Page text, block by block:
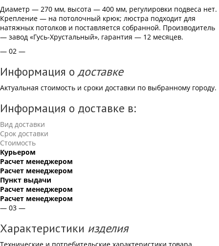
Диаметр — 270 мм, высота — 400 мм, регулировки подвеса нет.
Крепление — на потолочный крюк; люстра подходит для
натяжных потолков и поставляется собранной. Производитель
— завод «Гусь-Хрустальный», гарантия — 12 месяцев.
— 02 —
Информация о доставке
Актуальная стоимость и сроки доставки по выбранному городу.
Информация о доставке в:
Вид доставки
Срок доставки
Стоимость
Курьером
Расчет менеджером
Расчет менеджером
Пункт выдачи
Расчет менеджером
Расчет менеджером
— 03 —
Характеристики изделия
Технические и потребительские характеристики товара.